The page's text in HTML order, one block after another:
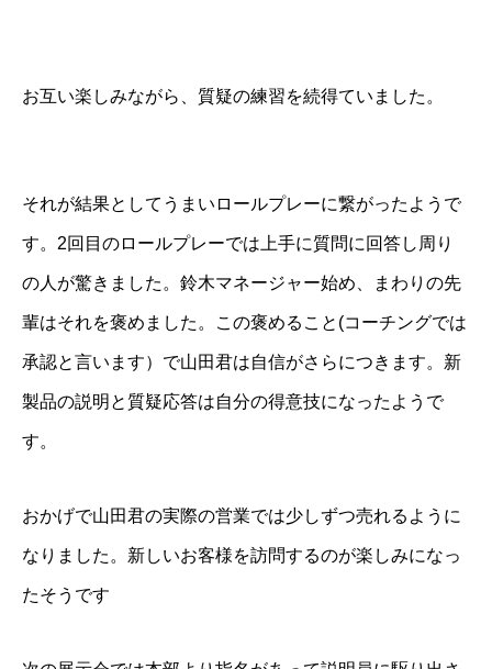
お互い楽しみながら、質疑の練習を続得ていました。
それが結果としてうまいロールプレーに繋がったようで
す。2回目のロールプレーでは上手に質問に回答し周り
の人が驚きました。鈴木マネージャー始め、まわりの先
輩はそれを褒めました。この褒めること(コーチングでは
承認と言います）で山田君は自信がさらにつきます。新
製品の説明と質疑応答は自分の得意技になったようで
す。
おかげで山田君の実際の営業では少しずつ売れるように
なりました。新しいお客様を訪問するのが楽しみになっ
たそうです